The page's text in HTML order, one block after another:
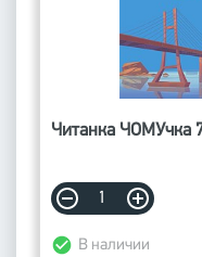
Читанка ЧОМУчка
В наличии